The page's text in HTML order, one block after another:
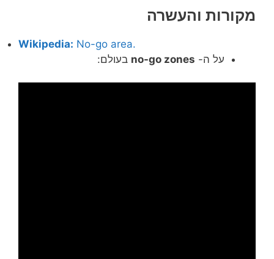
מקורות והעשרה
Wikipedia: No-go area.
על ה- no-go zones בעולם: